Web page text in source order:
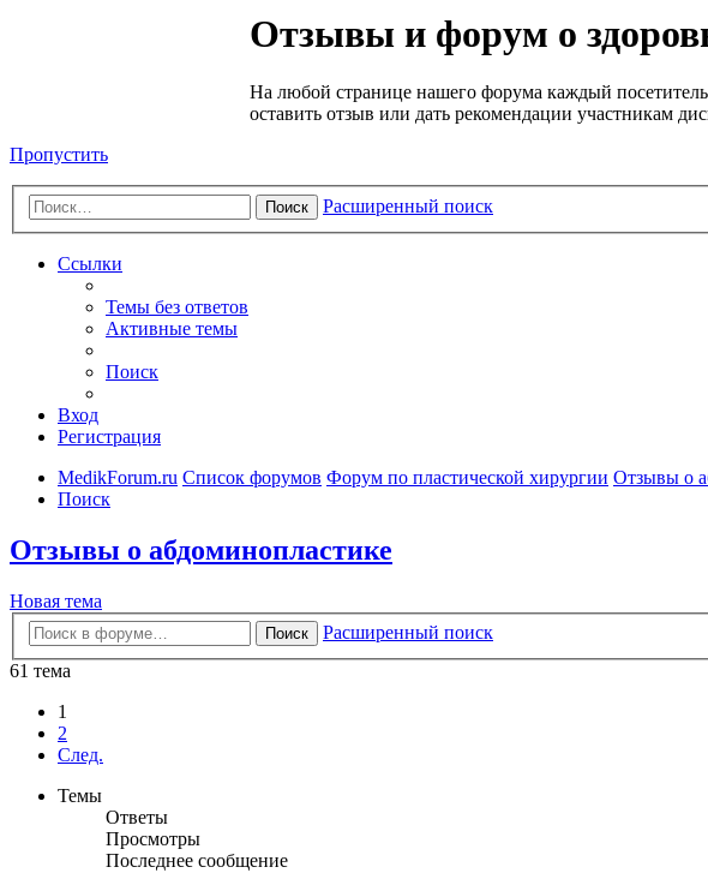
Отзывы и форум о
На любой странице нашего форума каждый
оставить отзыв или дать рекомендации участникам
Пропустить
Поиск Расширенный поиск
Ссылки
Темы без ответов
Активные темы
Поиск
Вход
Регистрация
MedikForum.ru Список форумов Форум по пластической хирургии Отзывы о
Поиск
Отзывы о абдоминопластике
Новая тема
Поиск
Расширенный поиск
61 тема
1
2
След.
Темы
Ответы
Просмотры
Последнее сообщение